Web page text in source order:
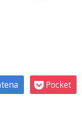
Pocket